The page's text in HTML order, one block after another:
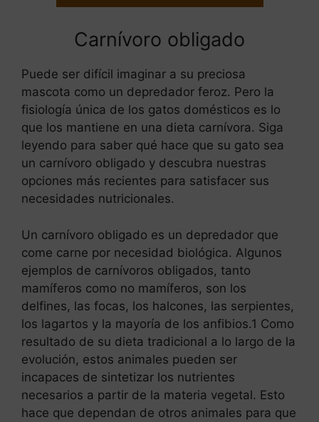
Carnívoro obligado
Puede ser difícil imaginar a su preciosa
mascota como un depredador feroz. Pero la
fisiología única de los gatos domésticos es lo
que los mantiene en una dieta carnívora. Siga
leyendo para saber qué hace que su gato sea
un carnívoro obligado y descubra nuestras
opciones más recientes para satisfacer sus
necesidades nutricionales.
Un carnívoro obligado es un depredador que
come carne por necesidad biológica. Algunos
ejemplos de carnívoros obligados, tanto
mamíferos como no mamíferos, son los
delfines, las focas, los halcones, las serpientes,
los lagartos y la mayoría de los anfibios.1 Como
resultado de su dieta tradicional a lo largo de la
evolución, estos animales pueden ser
incapaces de sintetizar los nutrientes
necesarios a partir de la materia vegetal. Esto
hace que dependan de otros animales para que